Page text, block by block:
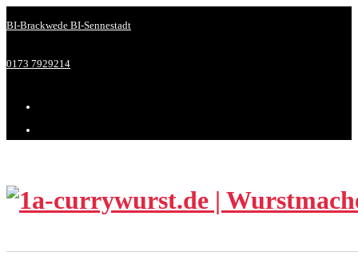
BI-Brackwede BI-Sennestadt
0173 7929214